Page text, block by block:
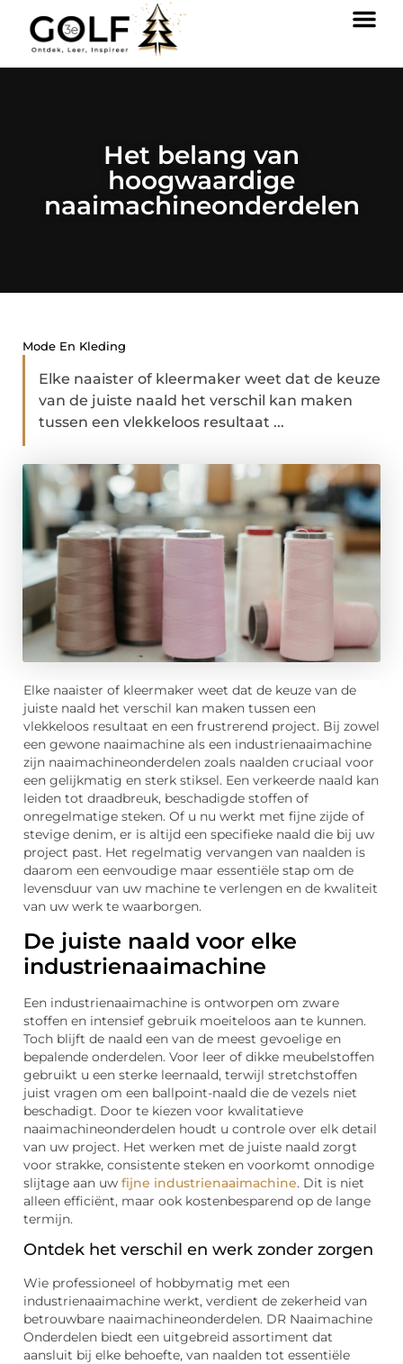
Het belang van
hoogwaardige
naaimachineonderdelen
Mode En Kleding
Elke naaister of kleermaker weet dat de keuze
van de juiste naald het verschil kan maken
tussen een vlekkeloos resultaat ...
Elke naaister of kleermaker weet dat de keuze van de
juiste naald het verschil kan maken tussen een
vlekkeloos resultaat en een frustrerend project. Bij zowel
een gewone naaimachine als een industrienaaimachine
zijn naaimachineonderdelen zoals naalden cruciaal voor
een gelijkmatig en sterk stiksel. Een verkeerde naald kan
leiden tot draadbreuk, beschadigde stoffen of
onregelmatige steken. Of u nu werkt met fijne zijde of
stevige denim, er is altijd een specifieke naald die bij uw
project past. Het regelmatig vervangen van naalden is
daarom een eenvoudige maar essentiële stap om de
levensduur van uw machine te verlengen en de kwaliteit
van uw werk te waarborgen.
De juiste naald voor elke
industrienaaimachine
Een industrienaaimachine is ontworpen om zware
stoffen en intensief gebruik moeiteloos aan te kunnen.
Toch blijft de naald een van de meest gevoelige en
bepalende onderdelen. Voor leer of dikke meubelstoffen
gebruikt u een sterke leernaald, terwijl stretchstoffen
juist vragen om een ballpoint-naald die de vezels niet
beschadigt. Door te kiezen voor kwalitatieve
naaimachineonderdelen houdt u controle over elk detail
van uw project. Het werken met de juiste naald zorgt
voor strakke, consistente steken en voorkomt onnodige
slijtage aan uw fijne industrienaaimachine. Dit is niet
alleen efficiënt, maar ook kostenbesparend op de lange
termijn.
Ontdek het verschil en werk zonder zorgen
Wie professioneel of hobbymatig met een
industrienaaimachine werkt, verdient de zekerheid van
betrouwbare naaimachineonderdelen. DR Naaimachine
Onderdelen biedt een uitgebreid assortiment dat
aansluit bij elke behoefte, van naalden tot essentiële